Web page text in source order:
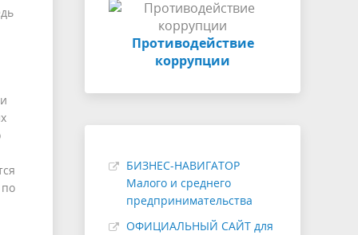
Противодействие
коррупции
БИЗНЕС-НАВИГАТОР
Малого и среднего
предпринимательства
ОФИЦИАЛЬНЫЙ САЙТ для